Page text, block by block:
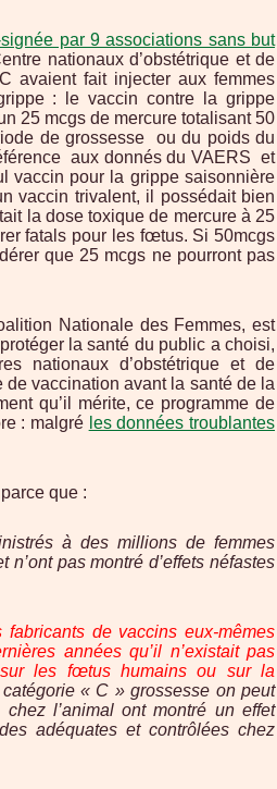
par 9 associations sans but
nationaux d’obstétrique et de
avaient fait injecter aux femmes
: le vaccin contre la grippe
25 mcgs de mercure totalisant 50
de grossesse
ou du poids du
aux donnés du VAERS et
vaccin pour la grippe saisonnière
vaccin trivalent, il possédait bien
la dose toxique de mercure à 25
fatals pour les fœtus. Si 50mcgs
que 25 mcgs ne pourront pas
Nationale des Femmes, est
la santé du public a choisi,
nationaux d’obstétrique et de
vaccination avant la santé de la
qu’il mérite, ce programme de
: malgré les données troublantes
que :
à des millions de femmes
pas montré d’effets néfastes
fabricants de vaccins eux-mêmes
années qu’il n’existait pas
sur les fœtus humains ou sur la
« C » grossesse on peut
l’animal ont montré un effet
adéquates et contrôlées chez